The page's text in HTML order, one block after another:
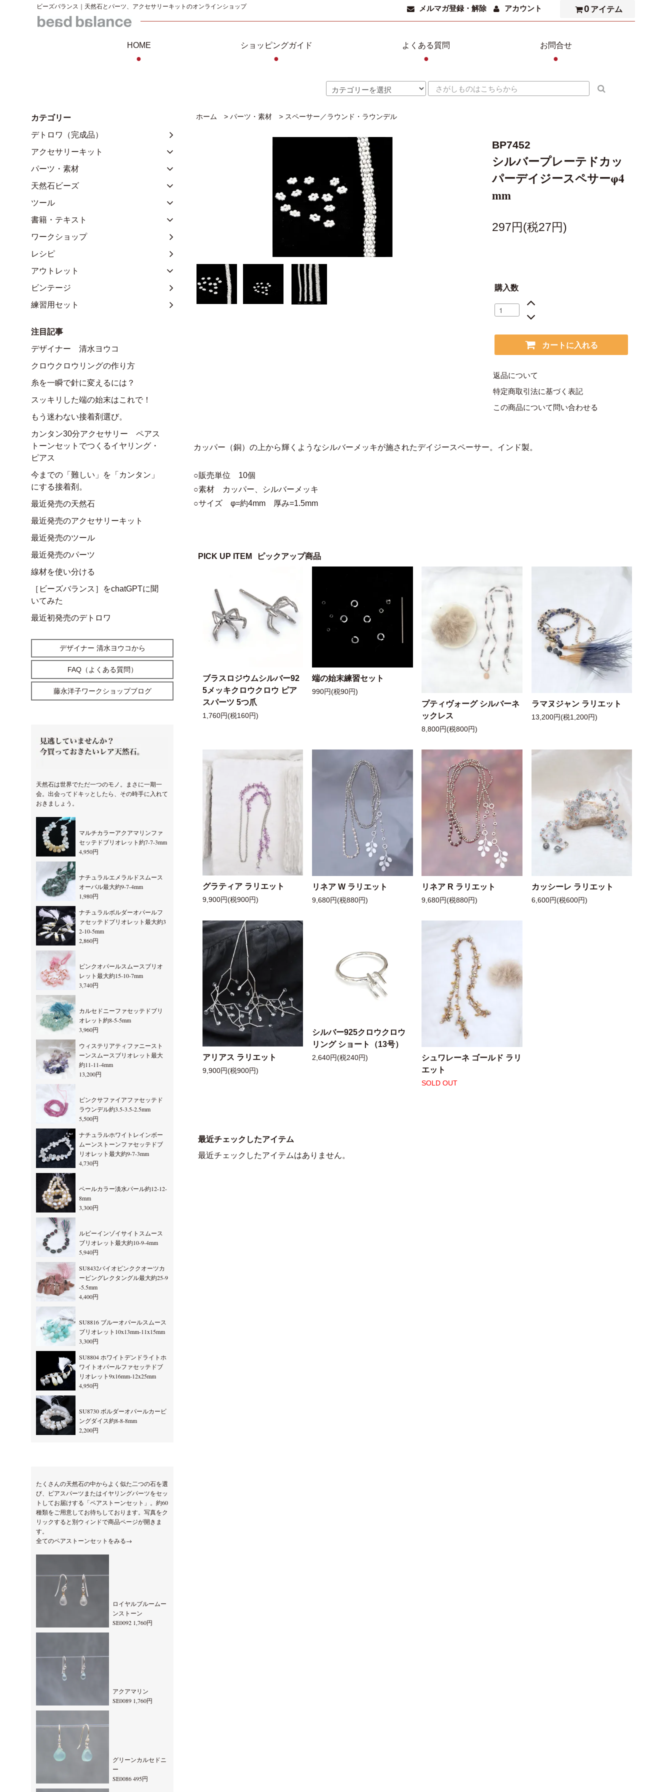
ビーズバランス｜天然石とパーツ、アクセサリーキットのオンラインショップ メルマガ登録・解除 アカウント 0 アイテム
HOME
●
ショッピングガイド
●
よくある質問
●
お問合せ
●
ホーム > パーツ・素材 > スペーサー／ラウンド・ラウンデル
BP7452
シルバープレーテドカッ
パーデイジースペサーφ4
mm
297円(税27円)
購入数
カートに入れる
返品について
特定商取引法に基づく表記
この商品について問い合わせる
カッパー（銅）の上から輝くようなシルバーメッキが施されたデイジースペーサー。インド製。
○販売単位 10個
○素材 カッパー、シルバーメッキ
○サイズ φ=約4mm 厚み=1.5mm
PICK UP ITEM ピックアップ商品
ブラスロジウムシルバー92
5メッキクロウクロウ ピア
スパーツ 5つ爪
1,760円(税160円)
端の始末練習セット
990円(税90円)
プティヴォーグ シルバーネ
ックレス
8,800円(税800円)
ラマヌジャン ラリエット
13,200円(税1,200円)
グラティア ラリエット
9,900円(税900円)
リネア W ラリエット
9,680円(税880円)
リネア R ラリエット
9,680円(税880円)
カッシーレ ラリエット
6,600円(税600円)
アリアス ラリエット
9,900円(税900円)
シルバー925クロウクロウ
リング ショート（13号）
2,640円(税240円)
シュワレーネ ゴールド ラリ
エット
SOLD OUT
最近チェックしたアイテム
最近チェックしたアイテムはありません。
カテゴリー
デトロワ（完成品）
アクセサリーキット
パーツ・素材
天然石ビーズ
ツール
書籍・テキスト
ワークショップ
レシピ
アウトレット
ビンテージ
練習用セット
注目記事
デザイナー 清水ヨウコ
クロウクロウリングの作り方
糸を一瞬で針に変えるには？
スッキリした端の始末はこれで！
もう迷わない接着剤選び。
カンタン30分アクセサリー ペアス
トーンセットでつくるイヤリング・
ピアス
今までの「難しい」を「カンタン」
にする接着剤。
最近発売の天然石
最近発売のアクセサリーキット
最近発売のツール
最近発売のパーツ
線材を使い分ける
［ビーズバランス］をchatGPTに聞
いてみた
最近初発売のデトロワ
デザイナー 清水ヨウコから
FAQ（よくある質問）
藤永洋子ワークショップブログ
天然石は世界でただ一つのモノ。まさに一期一
会。出会ってドキッとしたら、その時手に入れて
おきましょう。
マルチカラーアクアマリンファ
セッテドブリオレット約7-7-3mm
4,950円
ナチュラルエメラルドスムース
オーバル最大約9-7-4mm
1,980円
ナチュラルボルダーオパールフ
ァセッテドブリオレット最大約3
2-10-5mm
2,860円
ピンクオパールスムースブリオ
レット最大約15-10-7mm
3,740円
カルセドニーファセッテドブリ
オレット約8-5-5mm
3,960円
ウィステリアティファニースト
ーンスムースブリオレット最大
約11-11-4mm
13,200円
ピンクサファイアファセッテド
ラウンデル約3.5-3.5-2.5mm
5,500円
ナチュラルホワイトレインボー
ムーンストーンファセッテドブ
リオレット最大約9-7-3mm
4,730円
ペールカラー淡水パール約12-12-
8mm
3,300円
ルビーインゾイサイトスムース
ブリオレット最大約10-9-4mm
5,940円
SU8432バイオピンククオーツカ
ービングレクタングル最大約25-9
-5.5mm
4,400円
SU8816 ブルーオパールスムース
ブリオレット10x13mm-11x15mm
3,300円
SU8804 ホワイトデンドライトホ
ワイトオパールファセッテドブ
リオレット9x16mm-12x25mm
4,950円
SU8730 ボルダーオパールカービ
ングダイス約8-8-8mm
2,200円
たくさんの天然石の中からよく似た二つの石を選
び、ピアスパーツまたはイヤリングパーツをセッ
トしてお届けする「ペアストーンセット」。約60
種類をご用意してお待ちしております。写真をク
リックすると別ウィンドで商品ページが開きま
す。
全てのペアストーンセットをみる→
ロイヤルブルームー
ンストーン
SE0092 1,760円
アクアマリン
SE0089 1,760円
グリーンカルセドニ
ー
SE0086 495円